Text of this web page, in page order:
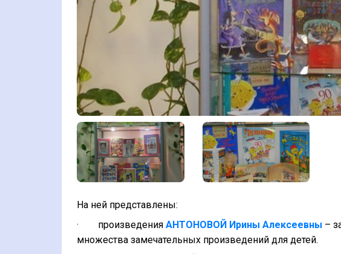
На ней представлены:
·
произведения АНТОНОВОЙ Ирины Алексеевны –
множества замечательных произведений для детей.